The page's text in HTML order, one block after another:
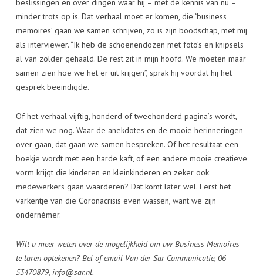
beslissingen en over dingen waar hij – met de kennis van nu –
minder trots op is. Dat verhaal moet er komen, die ‘business
memoires’ gaan we samen schrijven, zo is zijn boodschap, met mij
als interviewer. “Ik heb de schoenendozen met foto’s en knipsels
al van zolder gehaald. De rest zit in mijn hoofd. We moeten maar
samen zien hoe we het er uit krijgen”, sprak hij voordat hij het
gesprek beëindigde.
Of het verhaal vijftig, honderd of tweehonderd pagina’s wordt,
dat zien we nog. Waar de anekdotes en de mooie herinneringen
over gaan, dat gaan we samen bespreken. Of het resultaat een
boekje wordt met een harde kaft, of een andere mooie creatieve
vorm krijgt die kinderen en kleinkinderen en zeker ook
medewerkers gaan waarderen? Dat komt later wel. Eerst het
varkentje van die Coronacrisis even wassen, want we zijn
ondernémer.
Wilt u meer weten over de mogelijkheid om uw Business Memoires
te laren optekenen? Bel of email Van der Sar Communicatie, 06-
53470879, info@sar.nl.